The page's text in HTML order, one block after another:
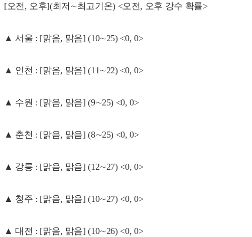
[오전, 오후](최저∼최고기온) <오전, 오후 강수 확률>
▲ 서울 : [맑음, 맑음] (10∼25) <0, 0>
▲ 인천 : [맑음, 맑음] (11∼22) <0, 0>
▲ 수원 : [맑음, 맑음] (9∼25) <0, 0>
▲ 춘천 : [맑음, 맑음] (8∼25) <0, 0>
▲ 강릉 : [맑음, 맑음] (12∼27) <0, 0>
▲ 청주 : [맑음, 맑음] (10∼27) <0, 0>
▲ 대전 : [맑음, 맑음] (10∼26) <0, 0>